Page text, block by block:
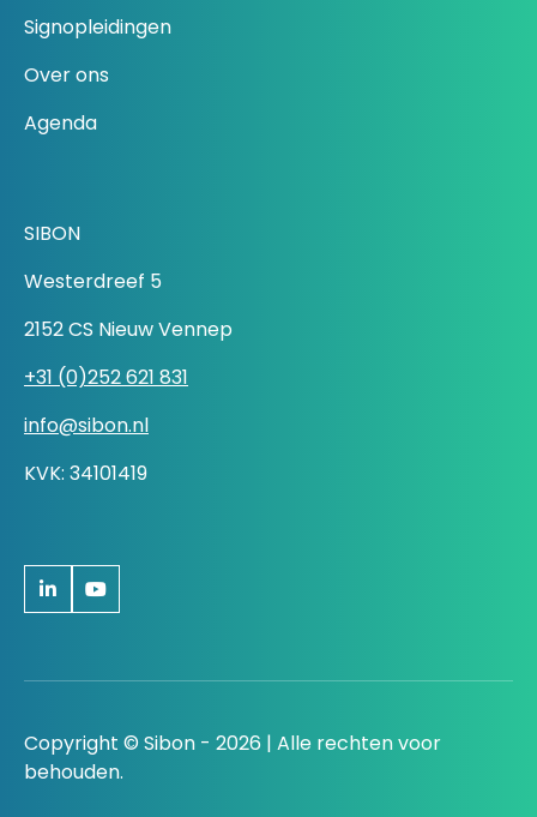
Signopleidingen
Over ons
Agenda
SIBON
Westerdreef 5
2152 CS Nieuw Vennep
+31 (0)252 621 831
info@sibon.nl
KVK: 34101419
Copyright © Sibon - 2026 | Alle rechten voor
behouden.